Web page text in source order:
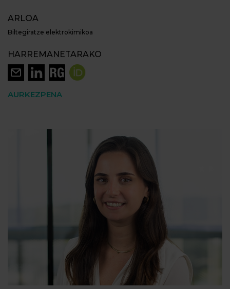
ARLOA
Biltegiratze elektrokimikoa
HARREMANETARAKO
AURKEZPENA